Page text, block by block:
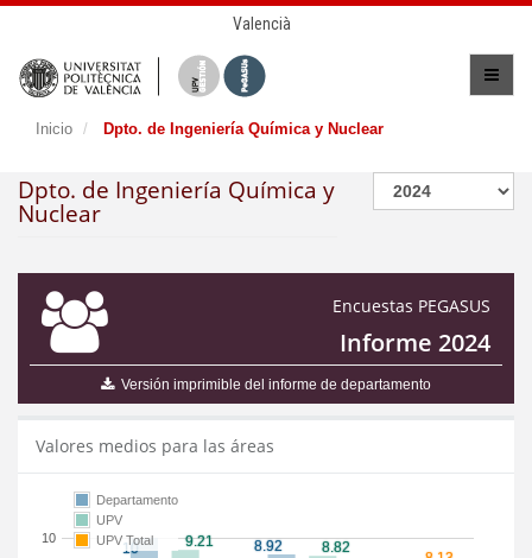
Valencià
Inicio Dpto. de Ingeniería Química y Nuclear
Dpto. de Ingeniería Química y
Nuclear
Encuestas PEGASUS
Informe 2024
Versión imprimible del informe de departamento
Valores medios para las áreas
10
Departamento
UPV
UPV Total